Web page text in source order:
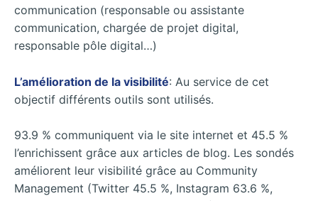
communication (responsable ou assistante
communication, chargée de projet digital,
responsable pôle digital…)
L’amélioration de la visibilité: Au service de cet
objectif différents outils sont utilisés.
93.9 % communiquent via le site internet et 45.5 %
l’enrichissent grâce aux articles de blog. Les sondés
améliorent leur visibilité grâce au Community
Management (Twitter 45.5 %, Instagram 63.6 %,